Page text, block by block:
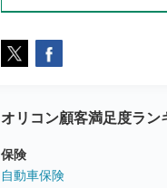
オリコン顧客満足度ラン
保険
自動車保険